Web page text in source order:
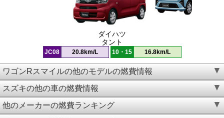
ダイハツ
タント
JC08 20.8km/L 10・15 16.8km/L
ワゴンRスマイルの他のモデルの燃費情報
スズキの他の車の燃費情報
他のメーカーの燃費ランキング